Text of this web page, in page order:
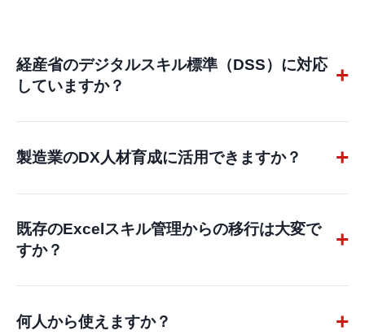
経産省のデジタルスキル標準（DSS）に対応
していますか？
す。DXリテラシーレベルからDX推進人材の6タイプま
製造業のDX人材育成に活用できますか？
を多数用意しています。生産現場のデジタル化からIT
人材育成まで、幅広いDX人材像の定義に対応します。
既存のExcelスキル管理からの移行は大変で
すか？
初期設定から運用定着まで専任CSがサポートし、多く
何人から使えますか？